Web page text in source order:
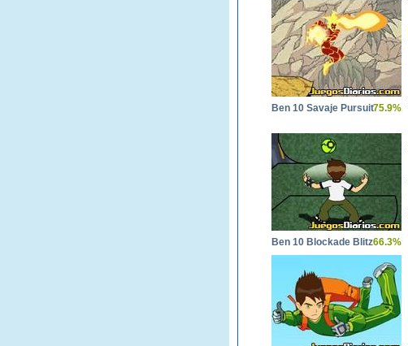
Ben 10 Savaje Pursuit75.9%
Ben 10 Blockade Blitz66.3%